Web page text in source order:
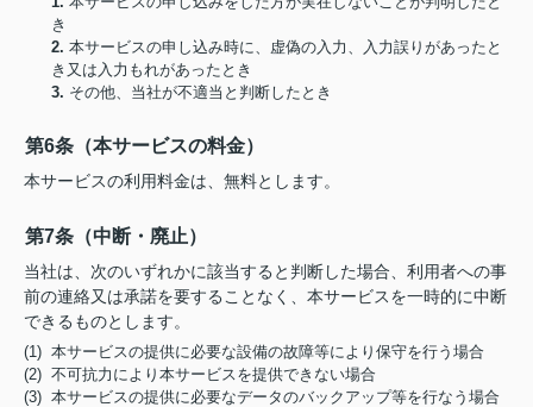
き
2. 本サービスの申し込み時に、虚偽の入力、入力誤りがあったと
き又は入力もれがあったとき
3. その他、当社が不適当と判断したとき
第6条（本サービスの料金）
本サービスの利用料金は、無料とします。
第7条（中断・廃止）
当社は、次のいずれかに該当すると判断した場合、利用者への事
前の連絡又は承諾を要することなく、本サービスを一時的に中断
できるものとします。
(1) 本サービスの提供に必要な設備の故障等により保守を行う場合
(2) 不可抗力により本サービスを提供できない場合
(3) 本サービスの提供に必要なデータのバックアップ等を行なう場合